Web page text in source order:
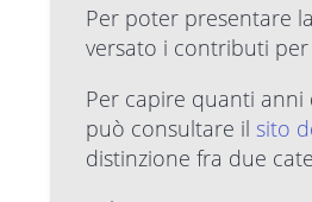
Per poter presentare
versato i contributi
Per capire quanti
può consultare il sito
distinzione fra due